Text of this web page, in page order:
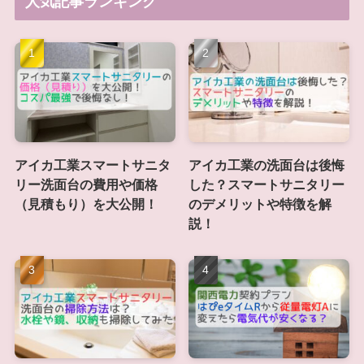
アイカ工業スマートサニタ
リー洗面台の費用や価格
（見積もり）を大公開！
アイカ工業の洗面台は後悔
した？スマートサニタリー
のデメリットや特徴を解
説！